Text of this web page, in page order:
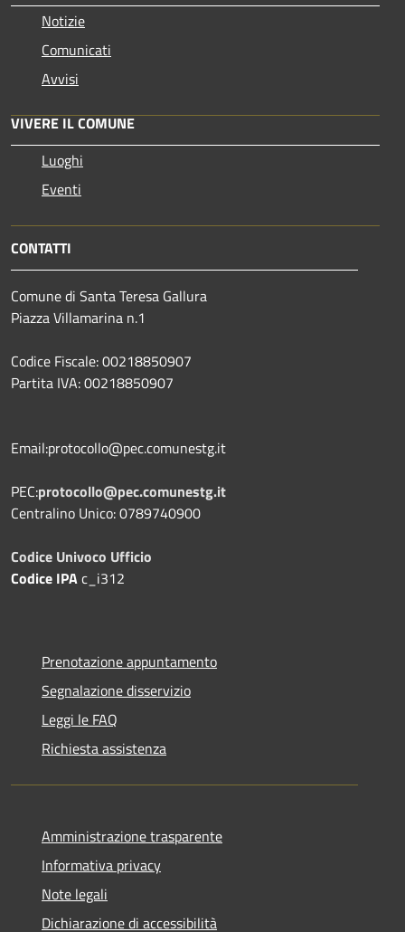
Notizie
Comunicati
Avvisi
VIVERE IL COMUNE
Luoghi
Eventi
CONTATTI
Comune di Santa Teresa Gallura
Piazza Villamarina n.1
Codice Fiscale: 00218850907
Partita IVA: 00218850907
Email:protocollo@pec.comunestg.it
PEC:protocollo@pec.comunestg.it
Centralino Unico: 0789740900
Codice Univoco Ufficio
Codice IPAc_i312
Prenotazione appuntamento
Segnalazione disservizio
Leggi le FAQ
Richiesta assistenza
Amministrazione trasparente
Informativa privacy
Note legali
Dichiarazione di accessibilità